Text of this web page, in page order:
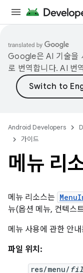
Google은 AI 기술을
로 번역합니다. AI 번
Android Developers
가이드
메뉴 리
메뉴 리소스는
뉴(옵션 메뉴, 컨텍스
메뉴 사용에 관한 안내
파일 위치:
res/menu/